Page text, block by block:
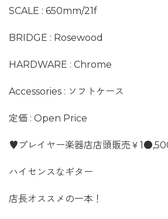
SCALE : 650mm/21f
BRIDGE : Rosewood
HARDWARE : Chrome
Accessories : ソフトケース
定価 : Open Price
♥プレイヤー楽器店店頭販売￥
ハイセンスなギター
店長オススメの一本！